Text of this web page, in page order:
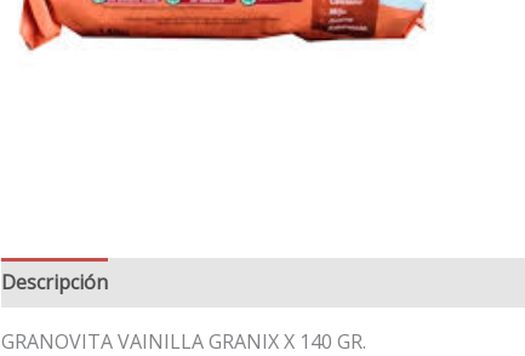
Descripción
GRANOVITA VAINILLA GRANIX X 140 GR.